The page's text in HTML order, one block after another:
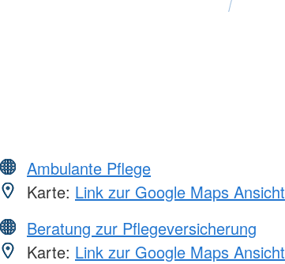
Ambulante Pflege
Karte: Link zur Google Maps Ansicht
Beratung zur Pflegeversicherung
Karte: Link zur Google Maps Ansicht